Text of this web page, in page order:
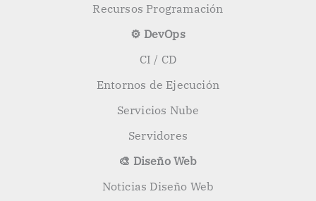
Recursos Programación
⚙️ DevOps
CI / CD
Entornos de Ejecución
Servicios Nube
Servidores
🎨 Diseño Web
Noticias Diseño Web